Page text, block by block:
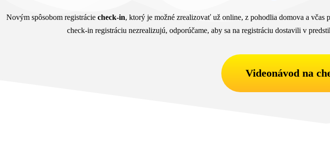
Novým spôsobom registrácie check-in, ktorý je možné zrealizovať už online, z pohodlia domova a včas
check-in registráciu nezrealizujú, odporúčame, aby sa na registráciu dostavili v
Videonávod na